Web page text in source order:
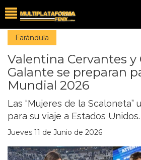
Farándula
Valentina Cervantes y
Galante se preparan
Mundial 2026
Las “Mujeres de la Scaloneta”
para su viaje a Estados Unidos.
Jueves 11 de Junio de 2026